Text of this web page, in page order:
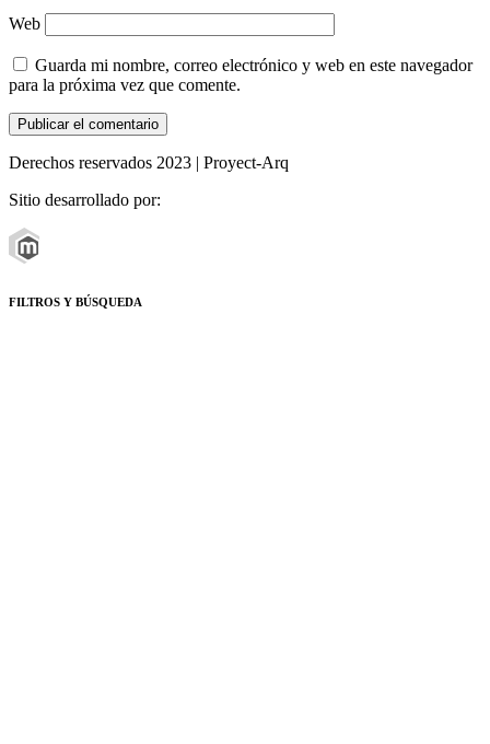
Web
Guarda mi nombre, correo electrónico y web en este navegador
para la próxima vez que comente.
Derechos reservados 2023 | Proyect-Arq
Sitio desarrollado por:
FILTROS Y BÚSQUEDA